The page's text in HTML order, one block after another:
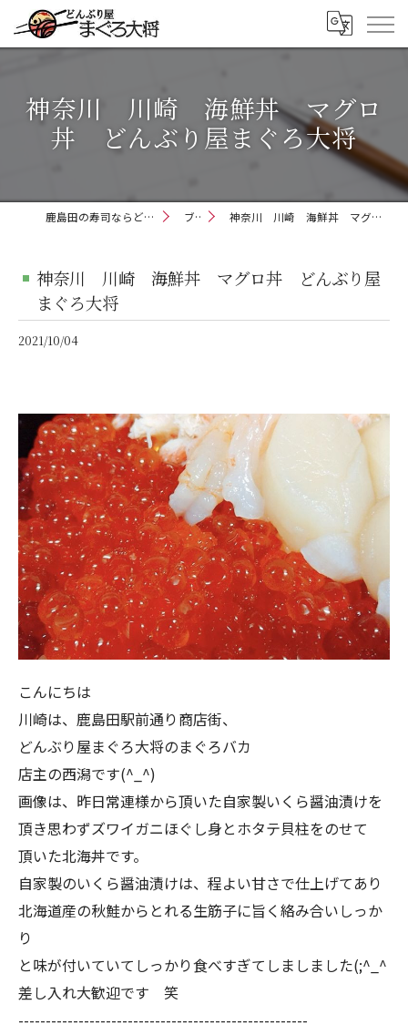
神奈川 川崎 海鮮丼 マグロ
丼 どんぶり屋まぐろ大将
鹿島田の寿司ならどんぶり屋まぐろ大将 ブログ 神奈川 川崎 海鮮丼 マグロ丼 どんぶり屋まぐろ大将
神奈川 川崎 海鮮丼 マグロ丼 どんぶり屋
まぐろ大将
2021/10/04
こんにちは
川崎は、鹿島田駅前通り商店街、
どんぶり屋まぐろ大将のまぐろバカ
店主の西潟です(^_^)
画像は、昨日常連様から頂いた自家製いくら醤油漬けを
頂き思わずズワイガニほぐし身とホタテ貝柱をのせて
頂いた北海丼です。
自家製のいくら醤油漬けは、程よい甘さで仕上げてあり
北海道産の秋鮭からとれる生筋子に旨く絡み合いしっか
り
と味が付いていてしっかり食べすぎてしましました(;^_^
差し入れ大歓迎です 笑
-----------------------------------------------------